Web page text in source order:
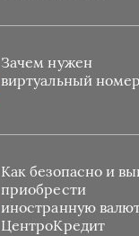
Зачем нужен
виртуальный
Как безопасно и
приобрести
иностранную
ЦентроКредит